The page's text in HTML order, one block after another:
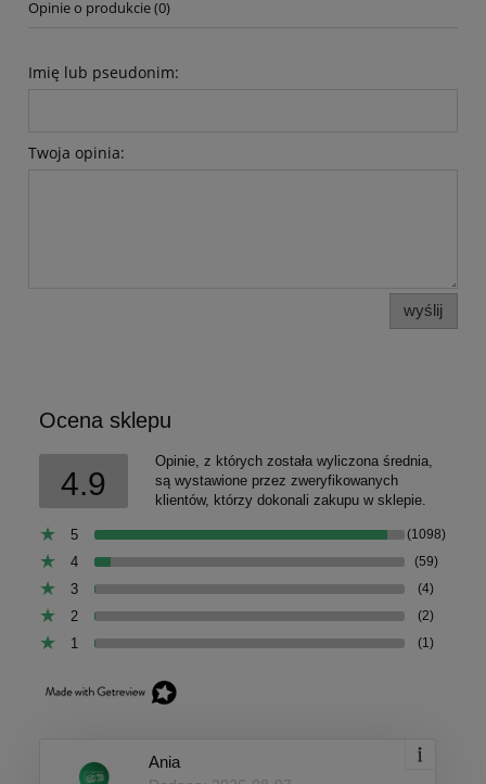
Opinie o produkcie (0)
Imię lub pseudonim:
Twoja opinia:
wyślij
Ocena sklepu
4.9
Opinie, z których została wyliczona średnia,
są wystawione przez zweryfikowanych
klientów, którzy dokonali zakupu w sklepie.
5 (1098)
4 (59)
3 (4)
2 (2)
1 (1)
Ania